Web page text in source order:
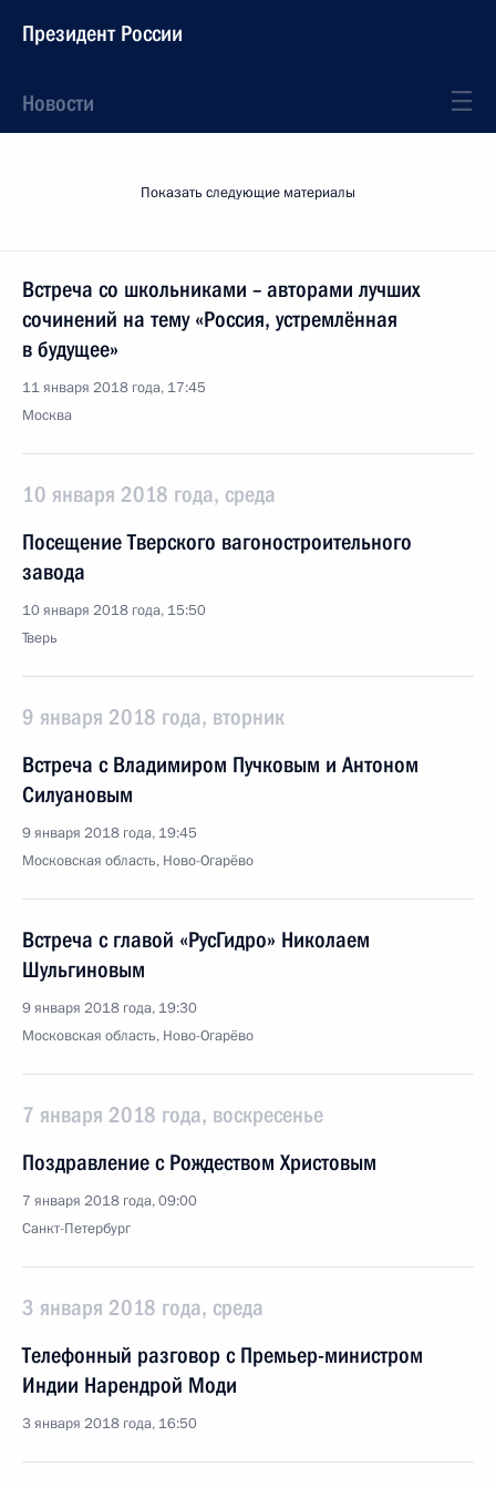
Президент России
Новости
Показать следующие материалы
Встреча со школьниками – авторами лучших
сочинений на тему «Россия, устремлённая
в будущее»
11 января 2018 года, 17:45
Москва
10 января 2018 года, среда
Посещение Тверского вагоностроительного
завода
10 января 2018 года, 15:50
Тверь
9 января 2018 года, вторник
Встреча с Владимиром Пучковым и Антоном
Силуановым
9 января 2018 года, 19:45
Московская область, Ново-Огарёво
Встреча с главой «РусГидро» Николаем
Шульгиновым
9 января 2018 года, 19:30
Московская область, Ново-Огарёво
7 января 2018 года, воскресенье
Поздравление с Рождеством Христовым
7 января 2018 года, 09:00
Санкт-Петербург
3 января 2018 года, среда
Телефонный разговор с Премьер-министром
Индии Нарендрой Моди
3 января 2018 года, 16:50